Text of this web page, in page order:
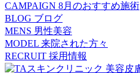
CAMPAIGN 8月のおすすめ施術
BLOG ブログ
MENS 男性美容
MODEL 来院された方々
RECRUIT 採用情報